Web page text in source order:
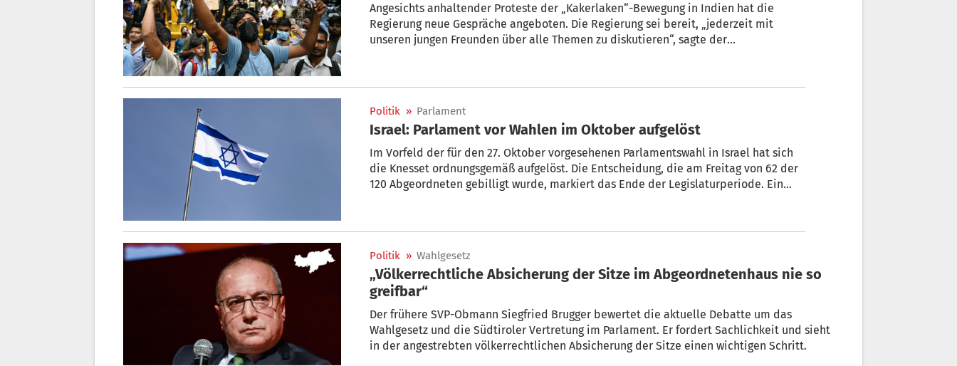
Angesichts anhaltender Proteste der „Kakerlaken“-Bewegung in Indien hat die
Regierung neue Gespräche angeboten. Die Regierung sei bereit, „jederzeit mit
unseren jungen Freunden über alle Themen zu diskutieren“, sagte der
es nicht „ums Prestige“.
Politik » Parlament
Israel: Parlament vor Wahlen im Oktober aufgelöst
Im Vorfeld der für den 27. Oktober vorgesehenen Parlamentswahl in Israel hat sich
die Knesset ordnungsgemäß aufgelöst. Die Entscheidung, die am Freitag von 62 der
120 Abgeordneten gebilligt wurde, markiert das Ende der Legislaturperiode. Ein
Politik » Wahlgesetz
„Völkerrechtliche Absicherung der Sitze im Abgeordnetenhaus nie so
greifbar“
Der frühere SVP-Obmann Siegfried Brugger bewertet die aktuelle Debatte um das
Wahlgesetz und die Südtiroler Vertretung im Parlament. Er fordert Sachlichkeit und sieht
in der angestrebten völkerrechtlichen Absicherung der Sitze einen wichtigen Schritt.